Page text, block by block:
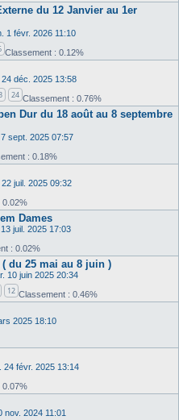
du 12 Janvier au 1er
1 févr. 2026 11:10
Classement : 0.12%
24 déc. 2025 13:58
24 Classement : 0.76%
Dur du 18 août au 8 septembre
sept. 2025 07:57
: 0.18%
22 juil. 2025 09:32
0.02%
Dames
juil. 2025 17:03
: 0.02%
( du 25 mai au 8 juin )
10 juin 2025 20:34
12 Classement : 0.46%
2025 18:10
24 févr. 2025 13:14
0.07%
nov. 2024 11:01